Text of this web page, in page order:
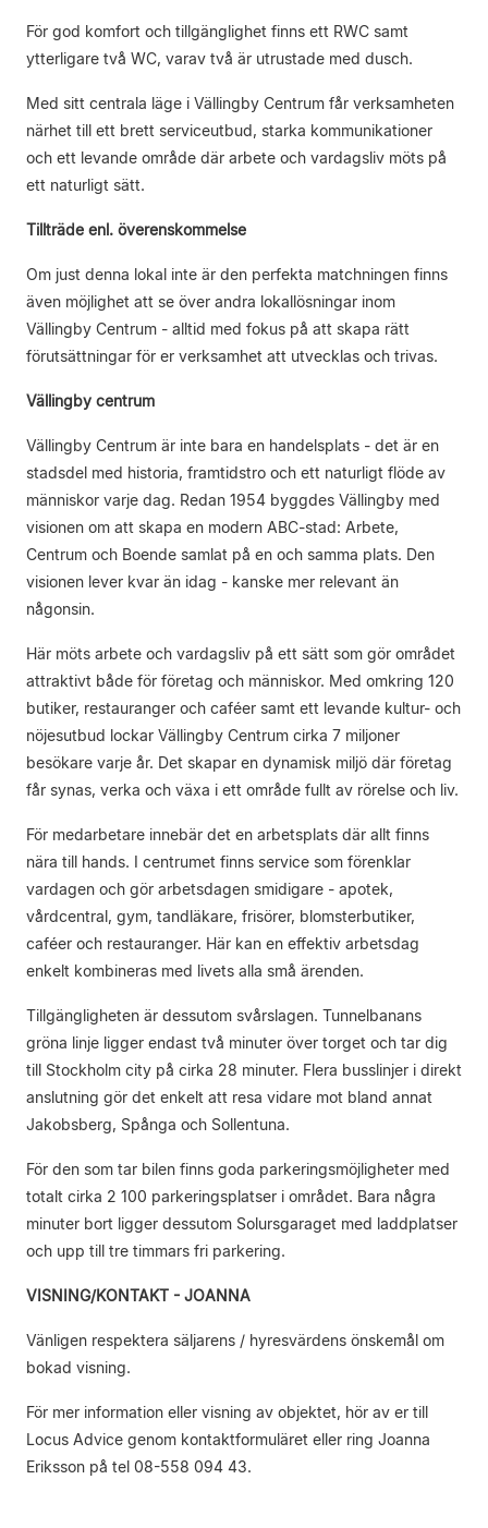
För god komfort och tillgänglighet finns ett RWC samt
ytterligare två WC, varav två är utrustade med dusch.
Med sitt centrala läge i Vällingby Centrum får verksamheten
närhet till ett brett serviceutbud, starka kommunikationer
och ett levande område där arbete och vardagsliv möts på
ett naturligt sätt.
Tillträde enl. överenskommelse
Om just denna lokal inte är den perfekta matchningen finns
även möjlighet att se över andra lokallösningar inom
Vällingby Centrum - alltid med fokus på att skapa rätt
förutsättningar för er verksamhet att utvecklas och trivas.
Vällingby centrum
Vällingby Centrum är inte bara en handelsplats - det är en
stadsdel med historia, framtidstro och ett naturligt flöde av
människor varje dag. Redan 1954 byggdes Vällingby med
visionen om att skapa en modern ABC-stad: Arbete,
Centrum och Boende samlat på en och samma plats. Den
visionen lever kvar än idag - kanske mer relevant än
någonsin.
Här möts arbete och vardagsliv på ett sätt som gör området
attraktivt både för företag och människor. Med omkring 120
butiker, restauranger och caféer samt ett levande kultur- och
nöjesutbud lockar Vällingby Centrum cirka 7 miljoner
besökare varje år. Det skapar en dynamisk miljö där företag
får synas, verka och växa i ett område fullt av rörelse och liv.
För medarbetare innebär det en arbetsplats där allt finns
nära till hands. I centrumet finns service som förenklar
vardagen och gör arbetsdagen smidigare - apotek,
vårdcentral, gym, tandläkare, frisörer, blomsterbutiker,
caféer och restauranger. Här kan en effektiv arbetsdag
enkelt kombineras med livets alla små ärenden.
Tillgängligheten är dessutom svårslagen. Tunnelbanans
gröna linje ligger endast två minuter över torget och tar dig
till Stockholm city på cirka 28 minuter. Flera busslinjer i direkt
anslutning gör det enkelt att resa vidare mot bland annat
Jakobsberg, Spånga och Sollentuna.
För den som tar bilen finns goda parkeringsmöjligheter med
totalt cirka 2 100 parkeringsplatser i området. Bara några
minuter bort ligger dessutom Solursgaraget med laddplatser
och upp till tre timmars fri parkering.
VISNING/KONTAKT - JOANNA
Vänligen respektera säljarens / hyresvärdens önskemål om
bokad visning.
För mer information eller visning av objektet, hör av er till
Locus Advice genom kontaktformuläret eller ring Joanna
Eriksson på tel 08-558 094 43.